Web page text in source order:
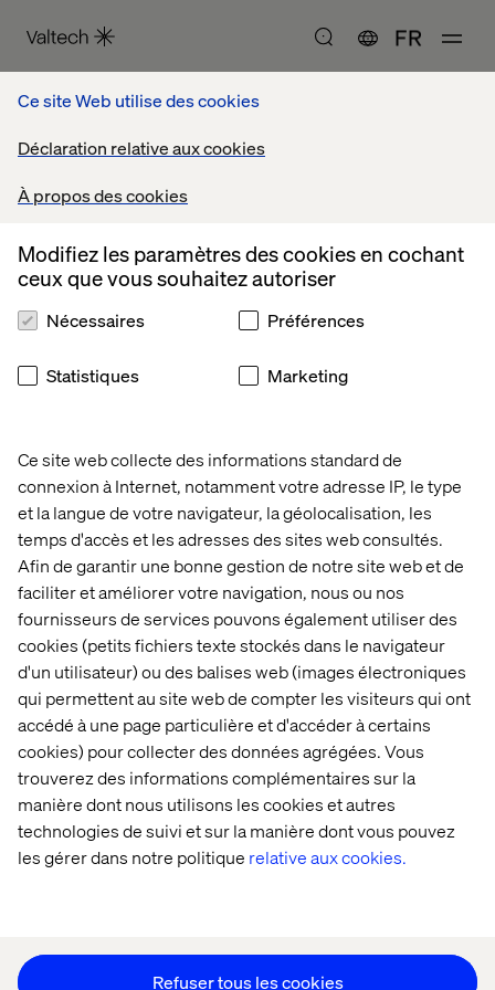
Ce site Web utilise des cookies
Déclaration relative aux cookies
À propos des cookies
Ce site web collecte des informations standard de
connexion à Internet, notamment votre adresse IP, le type
et la langue de votre navigateur, la géolocalisation, les
temps d'accès et les adresses des sites web consultés.
Afin de garantir une bonne gestion de notre site web et de
faciliter et améliorer votre navigation, nous ou nos
fournisseurs de services pouvons également utiliser des
cookies (petits fichiers texte stockés dans le navigateur
d'un utilisateur) ou des balises web (images électroniques
qui permettent au site web de compter les visiteurs qui ont
accédé à une page particulière et d'accéder à certains
cookies) pour collecter des données agrégées. Vous
trouverez des informations complémentaires sur la
manière dont nous utilisons les cookies et autres
technologies de suivi et sur la manière dont vous pouvez
les gérer dans notre politique relative aux cookies.
Modifiez les paramètres des cookies en cochant
ceux que vous souhaitez autoriser
Nécessaires Préférences
Statistiques Marketing
Refuser tous les cookies
FR
accueil livres blancs
Livres blancs
Accueil
Nos bureaux
Collaborateurs
Déclaration sur les cookies
Déclaration de confidentialité